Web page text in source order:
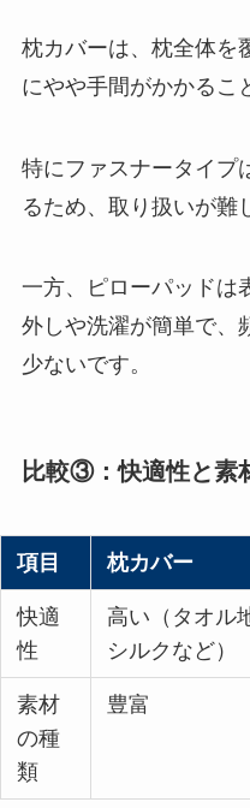
枕カバーは、枕全体を
にやや手間がかかるこ
特にファスナータイプ
るため、取り扱いが難
一方、ピローパッドは
外しや洗濯が簡単で、
少ないです​​。
比較③：快適性と素
項目 枕カバー
快適
性
高い（タオル
シルクなど）
素材
の種
類
豊富